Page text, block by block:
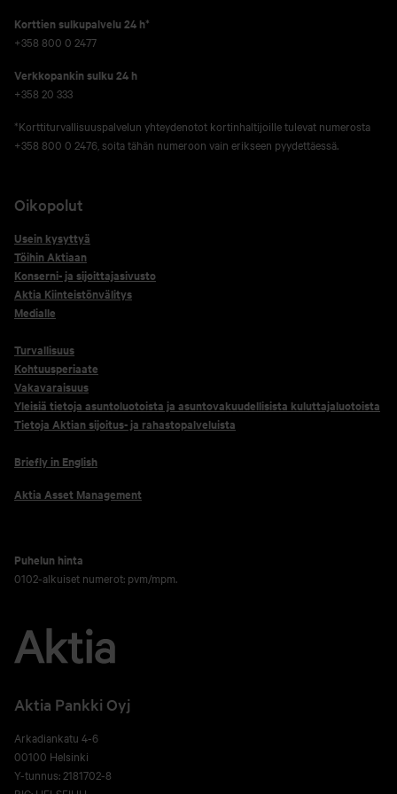
Korttien sulkupalvelu 24 h*
+358 800 0 2477
Verkko­pankin sulku 24 h
+358 20 333
*Korttiturvallisuuspalvelun yhteydenotot kortinhaltijoille tulevat numerosta
+358 800 0 2476, soita tähän numeroon vain erikseen pyydettäessä.
Oikopolut
Usein kysyttyä
Töihin Aktiaan
Konserni- ja sijoittajasivusto
Aktia Kiinteistönvälitys
Medialle
Turvallisuus
Kohtuusperiaate
Vakavaraisuus
Yleisiä tietoja asuntoluotoista ja asuntovakuudellisista kuluttajaluotoista
Tietoja Aktian sijoitus- ja rahastopalveluista
Briefly in English
Aktia Asset Management
Puhelun hinta
0102-alkuiset numerot: pvm/mpm.
Aktia Pankki Oyj
Arkadiankatu 4-6
00100 Helsinki
Y-tunnus: 2181702-8